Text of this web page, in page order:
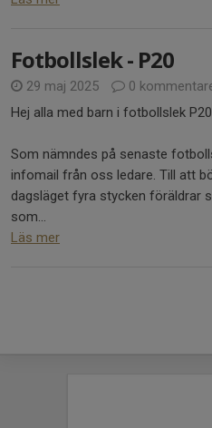
Fotbollslek - P20
29 maj 2025
0
Hej alla med barn i fotbollslek P20
Som nämndes på senaste
infomail från oss ledare. Till att
dagsläget fyra stycken föräldrar
som...
Läs mer